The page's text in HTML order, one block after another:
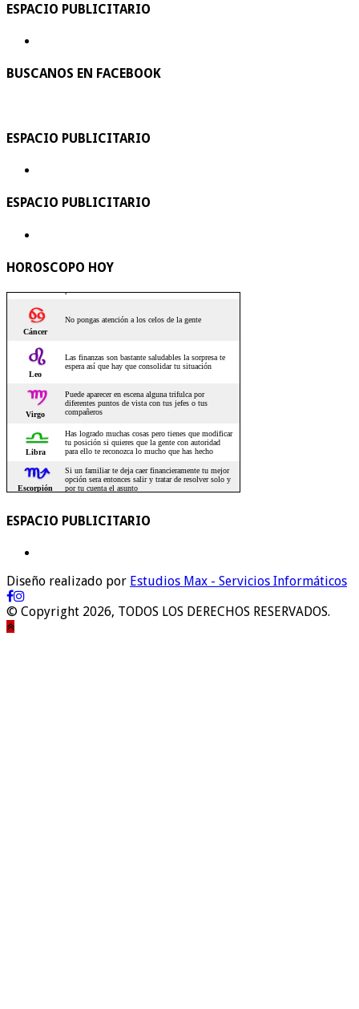
ESPACIO PUBLICITARIO
BUSCANOS EN FACEBOOK
ESPACIO PUBLICITARIO
ESPACIO PUBLICITARIO
HOROSCOPO HOY
ESPACIO PUBLICITARIO
Diseño realizado por Estudios Max - Servicios Informáticos
© Copyright 2026, TODOS LOS DERECHOS RESERVADOS.